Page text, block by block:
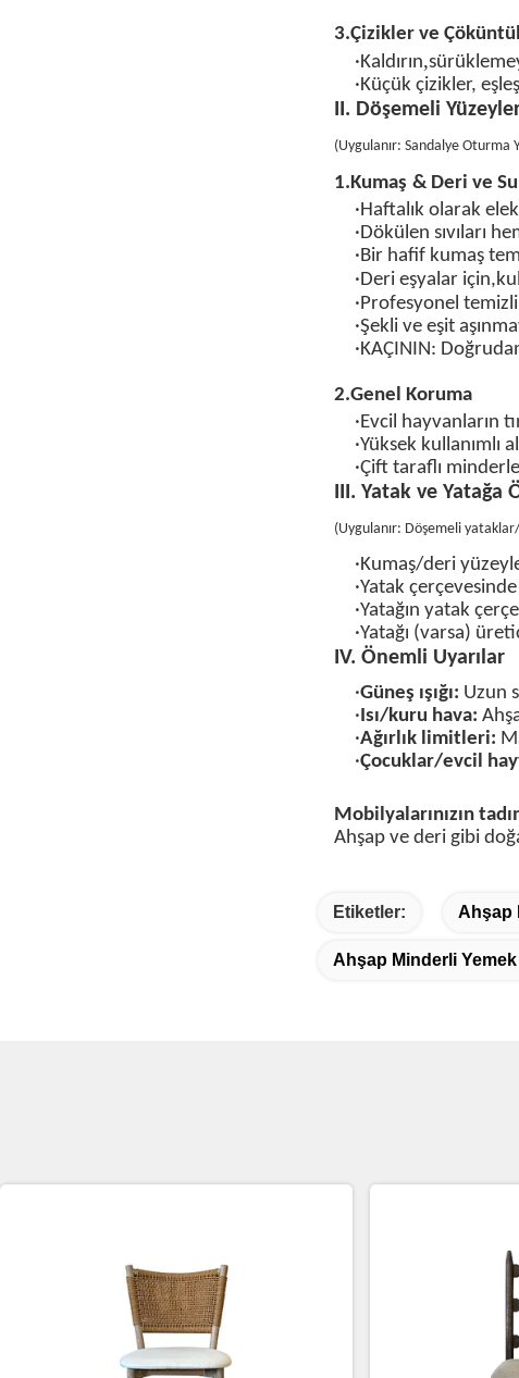
3.Çizikler ve
·Kaldırın,
·Küçük çizikler,
II. Döşemeli
(Uygulanır: Sandalye Oturma
1.Kumaş & Deri ve
·Haftalık olarak
·Dökülen sıvıları
·Bir hafif kumaş
·Deri eşyalar için,k
·Profesyonel
·Şekli ve eşit
·KAÇININ:
2.Genel Koruma
·Evcil hayvanların
·Yüksek
·Çift taraflı
III. Yatak ve Yatağa
(Uygulanır: Döşemeli
·Kumaş/deri
·Yatak
·Yatağın yatak
·Yatağı (varsa)
IV. Önemli Uyarılar
·Güneş ışığı: Uzun
·Isı/kuru hava:
·Ağırlık limitleri:
·Çocuklar/evcil
Mobilyalarınızın
Ahşap ve deri gibi
Etiketler: Ahşap
Ahşap Minderli